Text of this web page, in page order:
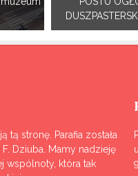
stronę. Parafia została
Dziuba. Mamy nadzieję
wspólnoty, która tak